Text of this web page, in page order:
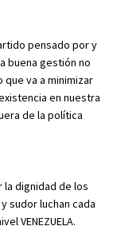
pensado por y
buena gestión no
va a minimizar
en nuestra
de la política
la dignidad de los
sudor luchan cada
VENEZUELA.